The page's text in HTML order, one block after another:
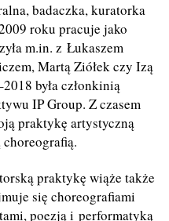
badaczka, kuratorka
roku pracuje jako
m.in. z Łukaszem
Martą Ziółek czy Izą
była członkinią
IP Group. Z czasem
praktykę artystyczną
praktykę wiąże także
się choreografiami
poezją i performatyką